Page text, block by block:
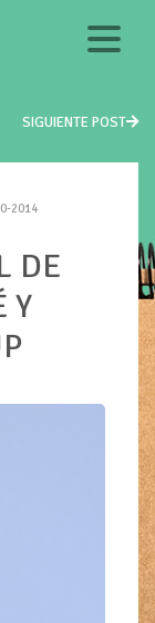
SIGUIENTE POST
2014
DE
Y